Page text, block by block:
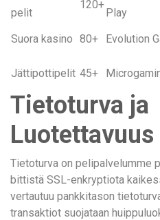
pelit
120+
Play
Suora kasino 80+ Evolution
Jättipottipelit 45+
Tietoturva ja
Tietoturva on pelipalvelumme
bittistä SSL-enkryptiota
vertautuu pankkitason
transaktiot suojataan